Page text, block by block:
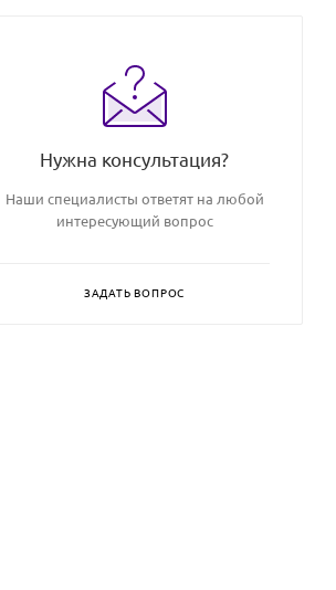
Нужна консультация?
Наши специалисты ответят на любой
интересующий вопрос
ЗАДАТЬ ВОПРОС